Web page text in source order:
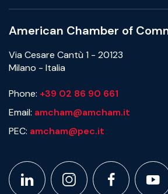
American Chamber of
Via Cesare Cantù 1 - 20123
Milano - Italia
Phone: +39 02 86 90 661
Email: amcham@amcham.it
PEC: amcham@pec.it